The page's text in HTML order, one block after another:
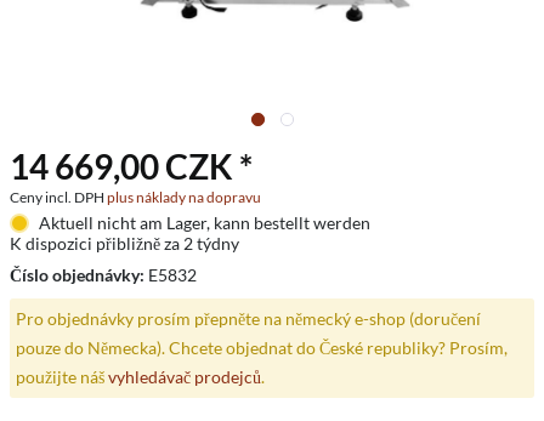
14 669,00 CZK *
Ceny incl. DPH plus náklady na dopravu
Aktuell nicht am Lager, kann bestellt werden
K dispozici přibližně za 2 týdny
Číslo objednávky: E5832
Pro objednávky prosím přepněte na německý e-shop (doručení
pouze do Německa). Chcete objednat do České republiky? Prosím,
použijte nášvyhledávač prodejců.